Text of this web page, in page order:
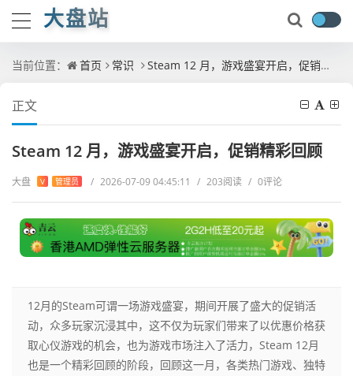
大盘站
当前位置： 首页 常识 Steam 12 月，游戏盛宴开启，促销精彩回顾
正文
Steam 12 月，游戏盛宴开启，促销精彩回顾
大盘 V 管理员 / 2026-07-09 04:45:11 / 203阅读 / 0评论
12月的Steam可谓一场游戏盛宴，期间开展了盛大的促销活
动，众多玩家沉浸其中，这不仅为玩家们带来了以优惠价格获
取心仪游戏的机会，也为游戏市场注入了活力，Steam 12月
也是一个精彩回顾的阶段，回顾这一月，各类热门游戏、独特